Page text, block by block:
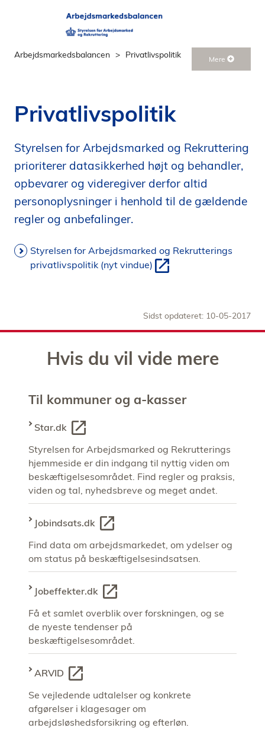
Arbejdsmarkedsbalancen Privatlivspolitik Mere
Privatlivspolitik
Styrelsen for Arbejdsmarked og Rekruttering
prioriterer datasikkerhed højt og behandler,
opbevarer og videregiver derfor altid
personoplysninger i henhold til de gældende
regler og anbefalinger.
Styrelsen for Arbejdsmarked og Rekrutterings
privatlivspolitik (nyt vindue)
Sidst opdateret: 10-05-2017
Hvis du vil vide mere
Til kommuner og a-kasser
Star.dk
Styrelsen for Arbejdsmarked og Rekrutterings
hjemmeside er din indgang til nyttig viden om
beskæftigelsesområdet. Find regler og praksis,
viden og tal, nyhedsbreve og meget andet.
Jobindsats.dk
Find data om arbejdsmarkedet, om ydelser og
om status på beskæftigelsesindsatsen.
Jobeffekter.dk
Få et samlet overblik over forskningen, og se
de nyeste tendenser på
beskæftigelsesområdet.
ARVID
Se vejledende udtalelser og konkrete
afgørelser i klagesager om
arbejdsløshedsforsikring og efterløn.